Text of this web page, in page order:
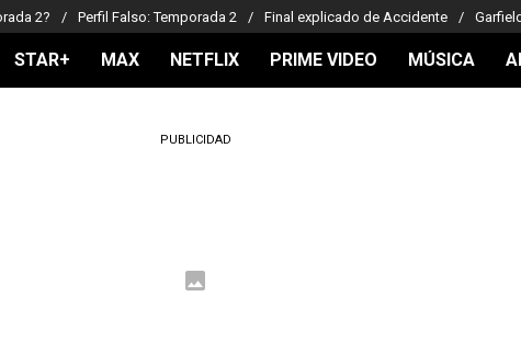
2? Perfil Falso: Temporada 2 Final explicado de Accidente
STAR+ MAX NETFLIX PRIME VIDEO MÚSICA
PUBLICIDAD